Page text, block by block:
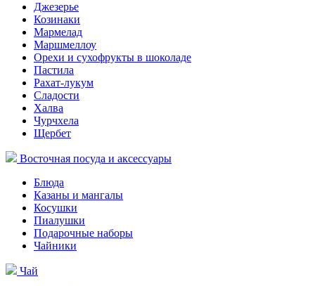
Джезерье
Козинаки
Мармелад
Маршмеллоу
Орехи и сухофрукты в шоколаде
Пастила
Рахат-лукум
Сладости
Халва
Чурчхела
Щербет
Восточная посуда и аксессуары
Блюда
Казаны и мангалы
Косушки
Пиалушки
Подарочные наборы
Чайники
Чай